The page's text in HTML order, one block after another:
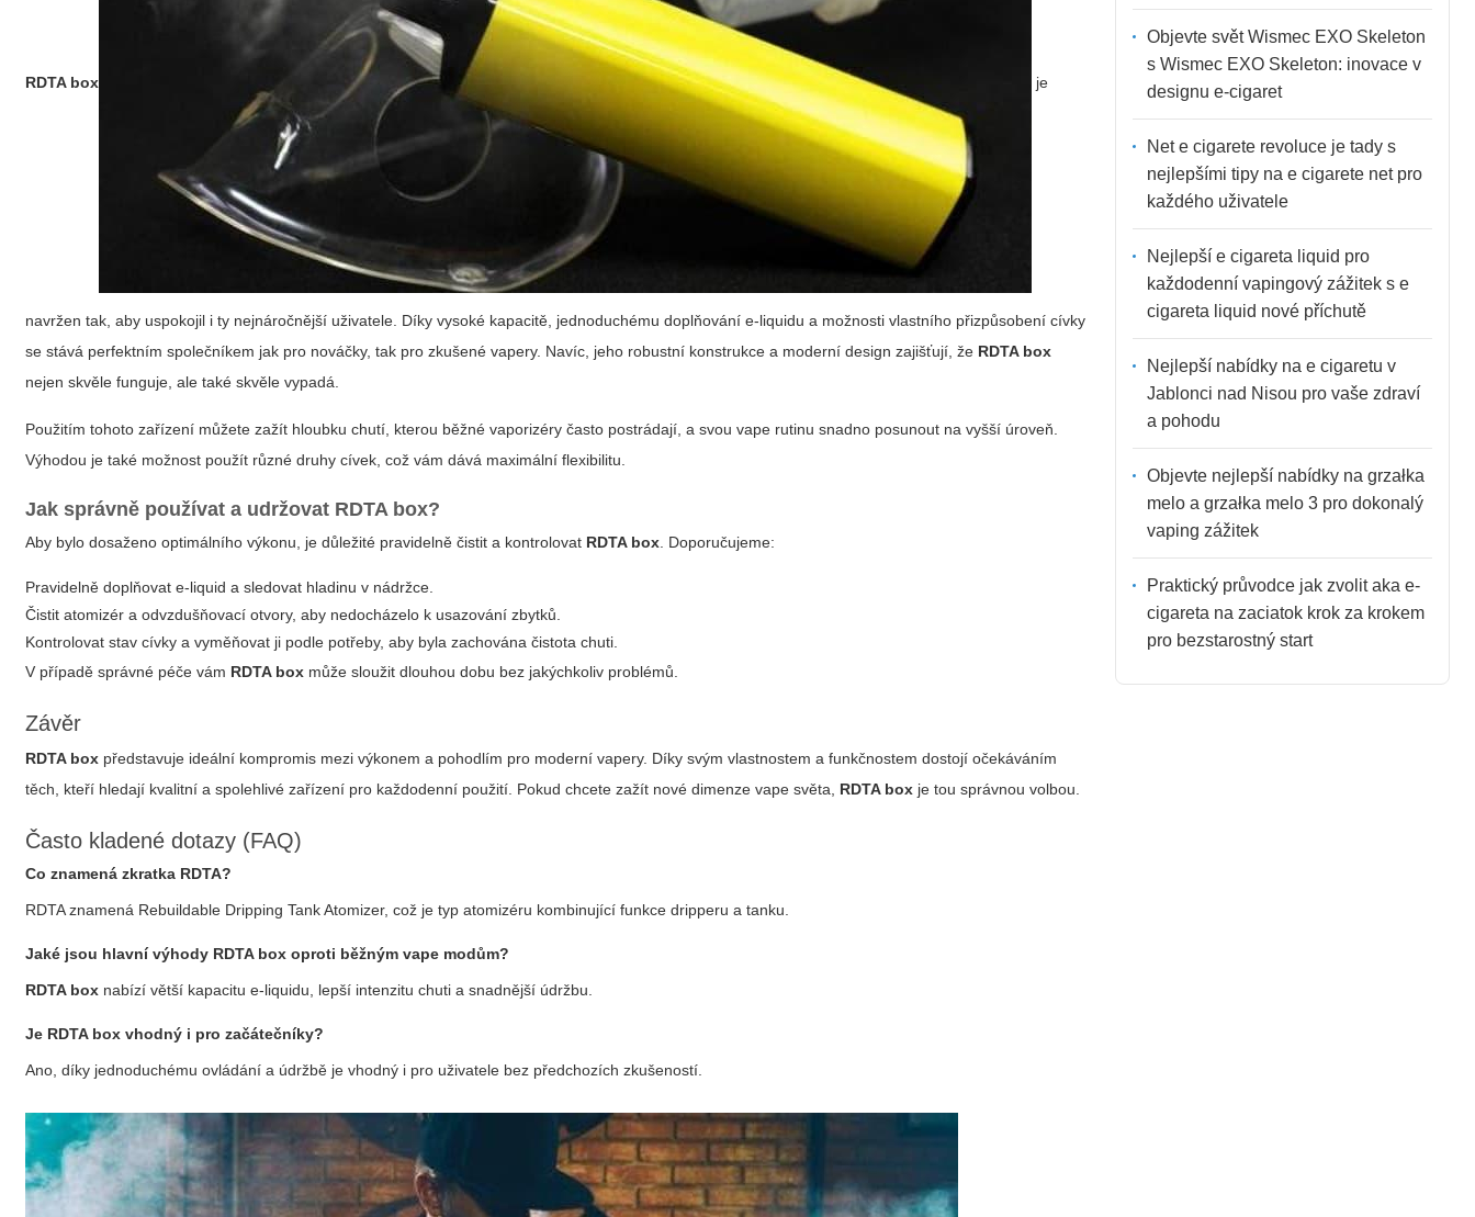
RDTA box je
navržen tak, aby uspokojil i ty nejnáročnější uživatele. Díky vysoké kapacitě, jednoduchému doplňování e-liquidu a možnosti vlastního přizpůsobení cívky
se stává perfektním společníkem jak pro nováčky, tak pro zkušené vapery. Navíc, jeho robustní konstrukce a moderní design zajišťují, že RDTA box
nejen skvěle funguje, ale také skvěle vypadá.
Použitím tohoto zařízení můžete zažít hloubku chutí , kterou běžné vaporizéry často postrádají, a svou vape rutinu snadno posunout na vyšší úroveň.
Výhodou je také možnost použít různé druhy cívek, což vám dává maximální flexibilitu.
Jak správně používat a udržovat RDTA box?
Aby bylo dosaženo optimálního výkonu, je důležité pravidelně čistit a kontrolovat RDTA box . Doporučujeme:
Pravidelně doplňovat e-liquid a sledovat hladinu v nádržce.
Čistit atomizér a odvzdušňovací otvory, aby nedocházelo k usazování zbytků.
Kontrolovat stav cívky a vyměňovat ji podle potřeby, aby byla zachována čistota chuti.
V případě správné péče vám RDTA box může sloužit dlouhou dobu bez jakýchkoliv problémů.
Závěr
RDTA box představuje ideální kompromis mezi výkonem a pohodlím pro moderní vapery. Díky svým vlastnostem a funkčnostem dostojí očekáváním
těch, kteří hledají kvalitní a spolehlivé zařízení pro každodenní použití. Pokud chcete zažít nové dimenze vape světa, RDTA box je tou správnou volbou.
Často kladené dotazy (FAQ)
Co znamená zkratka RDTA?
RDTA znamená Rebuildable Dripping Tank Atomizer, což je typ atomizéru kombinující funkce dripperu a tanku.
Jaké jsou hlavní výhody RDTA box oproti běžným vape modům?
RDTA box nabízí větší kapacitu e-liquidu, lepší intenzitu chuti a snadnější údržbu.
Je RDTA box vhodný i pro začátečníky?
Ano, díky jednoduchému ovládání a údržbě je vhodný i pro uživatele bez předchozích zkušeností.
Objevte svět Wismec EXO Skeleton
s Wismec EXO Skeleton: inovace v
designu e-cigaret
Net e cigarete revoluce je tady s
nejlepšími tipy na e cigarete net pro
každého uživatele
Nejlepší e cigareta liquid pro
každodenní vapingový zážitek s e
cigareta liquid nové příchutě
Nejlepší nabídky na e cigaretu v
Jablonci nad Nisou pro vaše zdraví
a pohodu
Objevte nejlepší nabídky na grzałka
melo a grzałka melo 3 pro dokonalý
vaping zážitek
Praktický průvodce jak zvolit aka e-
cigareta na zaciatok krok za krokem
pro bezstarostný start